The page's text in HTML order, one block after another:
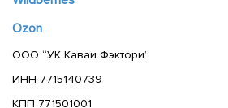
Ozon
ООО “УК Каваи Фэктори”
ИНН 7715140739
КПП 771501001